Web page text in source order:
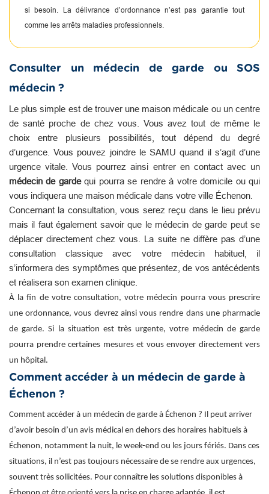
si besoin. La délivrance d’ordonnance n’est pas garantie tout
comme les arrêts maladies professionnels.
Consulter un médecin de garde ou SOS
médecin ?
Le plus simple est de trouver une maison médicale ou un centre
de santé proche de chez vous. Vous avez tout de même le
choix entre plusieurs possibilités, tout dépend du degré
d’urgence. Vous pouvez joindre le SAMU quand il s’agit d’une
urgence vitale. Vous pourrez ainsi entrer en contact avec un
médecin de gardequi pourra se rendre à votre domicile ou qui
vous indiquera une maison médicale dans votre ville Échenon.
Concernant la consultation, vous serez reçu dans le lieu prévu
mais il faut également savoir que le médecin de garde peut se
déplacer directement chez vous. La suite ne diffère pas d’une
consultation classique avec votre médecin habituel, il
s’informera des symptômes que présentez, de vos antécédents
et réalisera son examen clinique.
À la fin de votre consultation, votre médecin pourra vous prescrire
une ordonnance, vous devrez ainsi vous rendre dans une pharmacie
de garde. Si la situation est très urgente, votre médecin de garde
pourra prendre certaines mesures et vous envoyer directement vers
un hôpital.
Comment accéder à un médecin de garde à
Échenon ?
Comment accéder à un médecin de garde à Échenon ? Il peut arriver
d’avoir besoin d’un avis médical en dehors des horaires habituels à
Échenon, notamment la nuit, le week-end ou les jours fériés. Dans ces
situations, il n’est pas toujours nécessaire de se rendre aux urgences,
souvent très sollicitées. Pour connaître les solutions disponibles à